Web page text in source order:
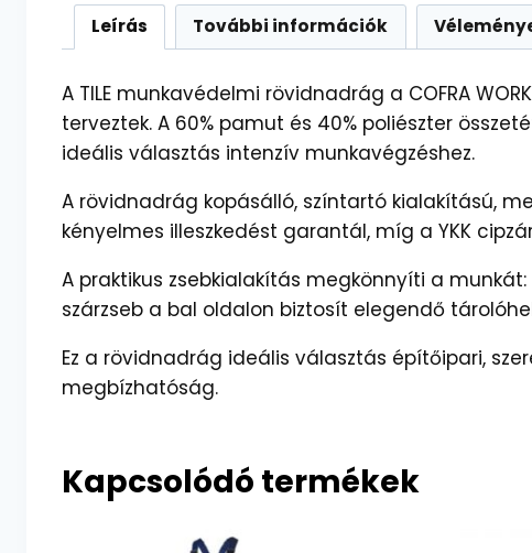
Leírás További információk
A TILE munkavédelmi rövidnadrág a COFRA
terveztek. A 60% pamut és 40% poliészter
ideális választás intenzív munkavégzéshez.
A rövidnadrág kopásálló, színtartó kialakítású,
kényelmes illeszkedést garantál, míg a YKK
A praktikus zsebkialakítás megkönnyíti a
szárzseb a bal oldalon biztosít elegendő
Ez a rövidnadrág ideális választás építőipari,
megbízhatóság.
Kapcsolódó termékek